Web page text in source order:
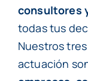
consultores
todas tus
Nuestros
actuación